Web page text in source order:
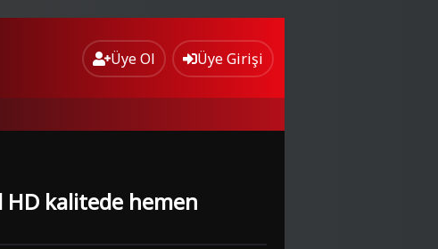
Üye Ol Üye Girişi
HD kalitede hemen